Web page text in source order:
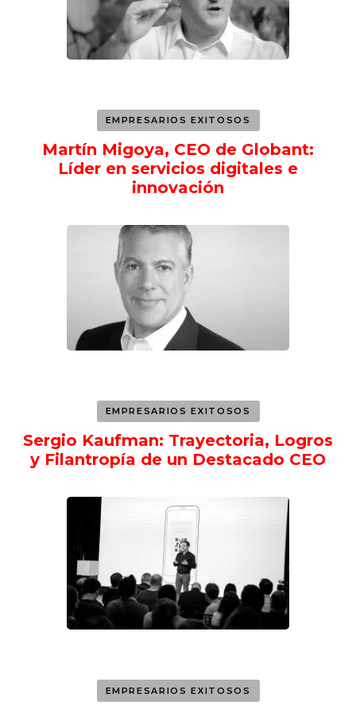
EMPRESARIOS EXITOSOS
Martín Migoya, CEO de Globant:
Líder en servicios digitales e
innovación
EMPRESARIOS EXITOSOS
Sergio Kaufman: Trayectoria, Logros
y Filantropía de un Destacado CEO
EMPRESARIOS EXITOSOS